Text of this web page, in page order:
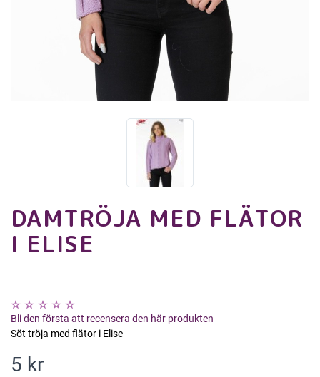
DAMTRÖJA MED FLÄTOR
I ELISE
Bli den första att recensera den här produkten
Söt tröja med flätor i Elise
5 kr